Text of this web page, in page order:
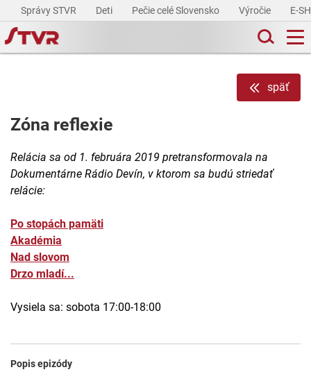
Správy STVR Deti Pečie celé Slovensko Výročie E-
späť
Zóna reflexie
Relácia sa od 1. februára 2019 pretransformovala na
Dokumentárne Rádio Devín, v ktorom sa budú striedať
relácie:
Po stopách pamäti
Akadémia
Nad slovom
Drzo mladí...
Vysiela sa: sobota 17:00-18:00
Popis epizódy